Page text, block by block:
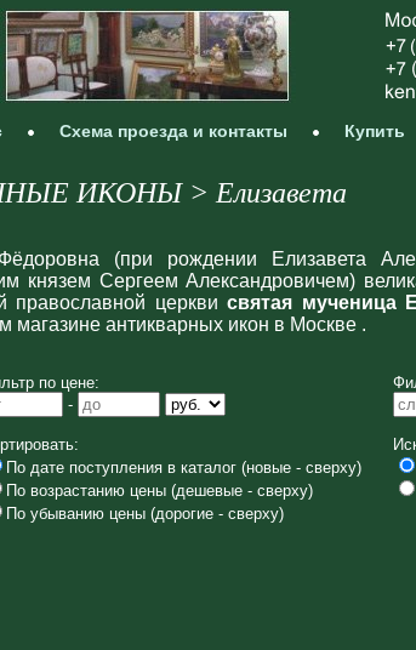
Схема проезда и контакты Купить
ИКОНЫ > Елизавета
(при рождении Елизавета
князем Сергеем Александровичем)
православной церквисвятая мученица
магазине антикварных икон в Москве .
по цене:
-
По дате поступления в каталог (новые - сверху)
По возрастанию цены (дешевые - сверху)
По убыванию цены (дорогие - сверху)